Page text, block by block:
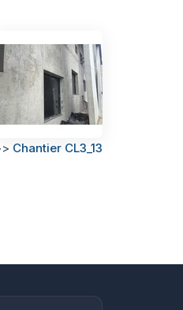
Chantier CL3_13